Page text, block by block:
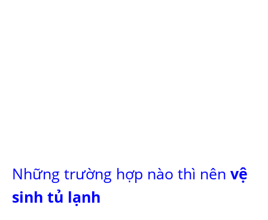
Những trường hợp nào thì nên vệ
sinh tủ lạnh